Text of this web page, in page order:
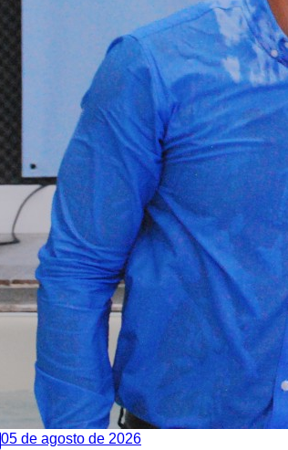
05 de agosto de 2026